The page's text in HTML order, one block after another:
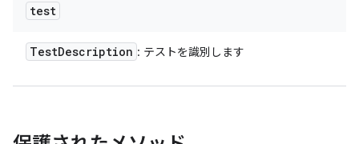
test
TestDescription : テストを識別します